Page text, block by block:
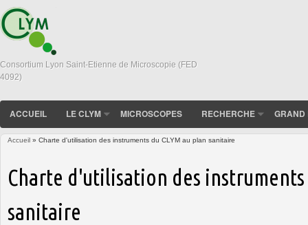
Consortium Lyon Saint-Etienne de Microscopie (FED
4092)
ACCUEIL LE CLYM MICROSCOPES RECHERCHE GRAND
Accueil » Charte d'utilisation des instruments du CLYM au plan sanitaire
Charte d'utilisation des instruments
sanitaire